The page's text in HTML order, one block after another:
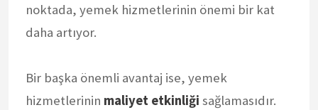
noktada, yemek hizmetlerinin önemi bir kat
daha artıyor.
Bir başka önemli avantaj ise, yemek
hizmetlerinin maliyet etkinliği sağlamasıdır.